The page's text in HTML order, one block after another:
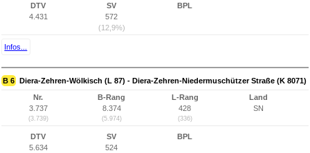
DTV
4.431
SV
572
(12,9%)
BPL
Infos...
B 6 Diera-Zehren-Wölkisch (L 87) - Diera-Zehren-Niedermuschützer Straße (K 8071)
Nr.
3.737
(3.739)
B-Rang
8.374
(5.974)
L-Rang
428
(336)
Land
SN
DTV
5.634
SV
524
BPL